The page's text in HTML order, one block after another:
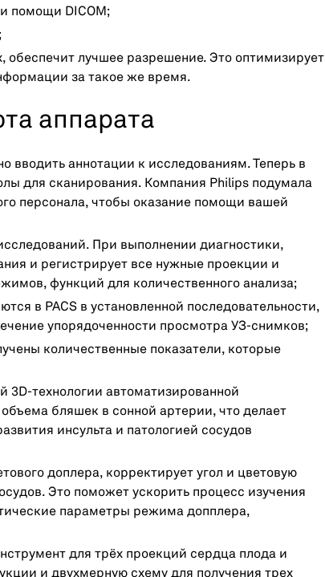
помощи DICOM;
обеспечит лучшее разрешение. Это оптимизирует
за такое же время.
аппарата
вводить аннотации к исследованиям. Теперь в
для сканирования. Компания Philips подумала
персонала, чтобы оказание помощи вашей
При выполнении диагностики,
и регистрирует все нужные проекции и
функций для количественного анализа;
в PACS в установленной последовательности,
упорядоченности просмотра УЗ-снимков;
количественные показатели, которые
3D-технологии автоматизированной
бляшек в сонной артерии, что делает
инсульта и патологией сосудов
доплера, корректирует угол и цветовую
Это поможет ускорить процесс изучения
параметры режима допплера,
для трёх проекций сердца плода и
и двухмерную схему для получения трех